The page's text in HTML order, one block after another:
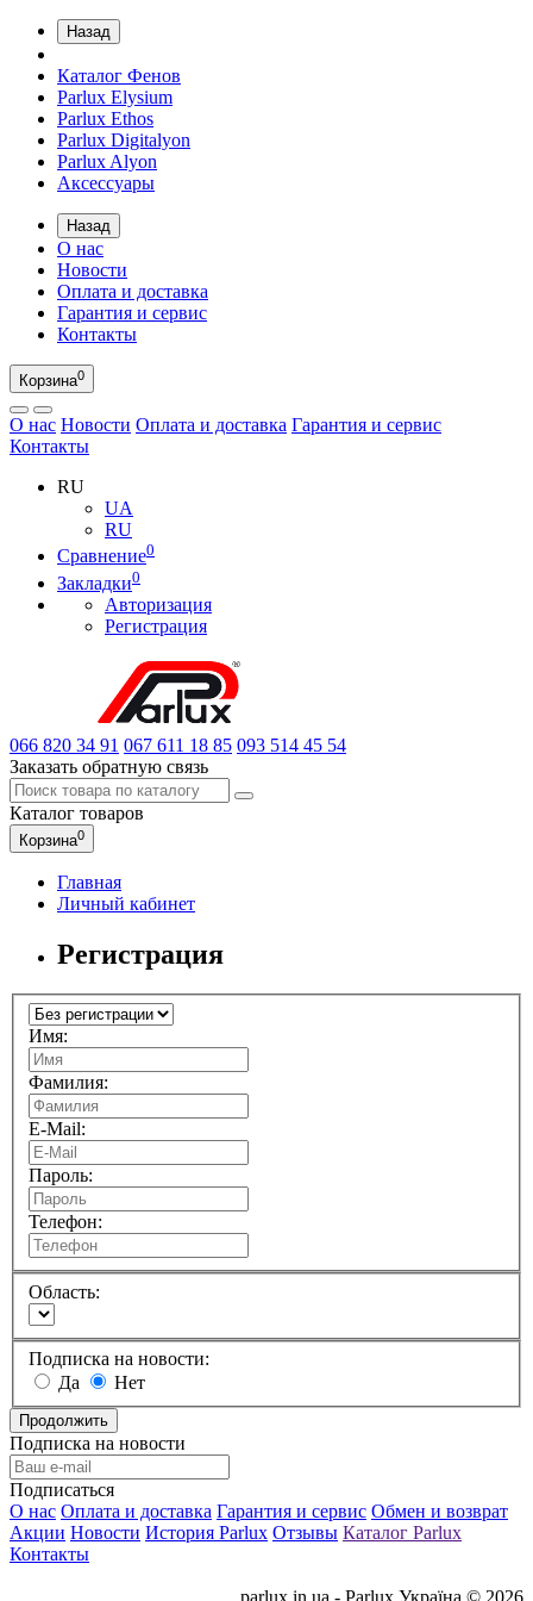
Назад
Каталог Фенов
Parlux Elysium
Parlux Ethos
Parlux Digitalyon
Parlux Alyon
Аксессуары
Назад
О нас
Новости
Оплата и доставка
Гарантия и сервис
Контакты
Корзина0
О нас Новости Оплата и доставка Гарантия и сервис
Контакты
RU
UA
RU
Сравнение0
Закладки0
Авторизация
Регистрация
066 820 34 91 067 611 18 85 093 514 45 54
Заказать обратную связь
Каталог товаров
Корзина0
Главная
Личный кабинет
Регистрация
Имя:
Фамилия:
E-Mail:
Пароль:
Телефон:
Область:
Подписка на новости:
Да
Нет
Подписка на новости
Подписаться
О нас Оплата и доставка Гарантия и сервис Обмен и возврат
Акции Новости История Parlux Отзывы Каталог Parlux
Контакты